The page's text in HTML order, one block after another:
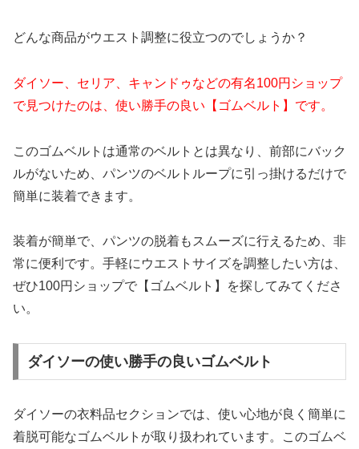
どんな商品がウエスト調整に役立つのでしょうか？
ダイソー、セリア、キャンドゥなどの有名100円ショップ
で見つけたのは、使い勝手の良い【ゴムベルト】です。
このゴムベルトは通常のベルトとは異なり、前部にバック
ルがないため、パンツのベルトループに引っ掛けるだけで
簡単に装着できます。
装着が簡単で、パンツの脱着もスムーズに行えるため、非
常に便利です。手軽にウエストサイズを調整したい方は、
ぜひ100円ショップで【ゴムベルト】を探してみてくださ
い。
ダイソーの使い勝手の良いゴムベルト
ダイソーの衣料品セクションでは、使い心地が良く簡単に
着脱可能なゴムベルトが取り扱われています。このゴムベ